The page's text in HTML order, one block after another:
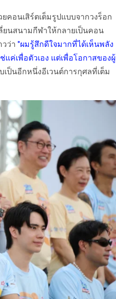
คอนเสิร์ตเต็มรูปแบบจากวงร็อก
ยนสนามกีฬาให้กลายเป็นคอน
วว่า "ผมรู้สึกดีใจมากที่ได้เห็นพลัง
ค่เพื่อตัวเอง แต่เพื่อโอกาสของผู้
เป็นอีกหนึ่งอีเวนต์การกุศลที่เต็ม